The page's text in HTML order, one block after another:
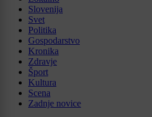
Slovenija
Svet
Politika
Gospodarstvo
Kronika
Zdravje
Šport
Kultura
Scena
Zadnje novice